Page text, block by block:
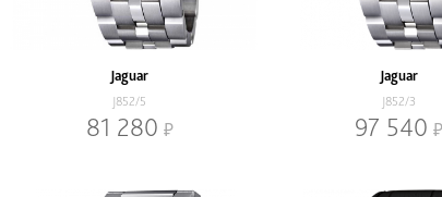
Jaguar
J852/5
81 280
Jaguar
J852/3
97 540